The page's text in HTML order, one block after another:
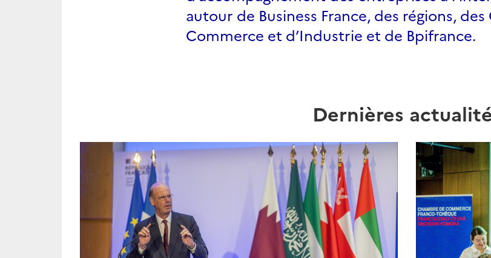
autour de Business France, des régions,
Commerce et d’Industrie et de Bpifrance.
Dernières